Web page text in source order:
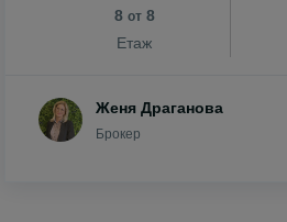
8 от8
Етаж
Женя Драганова
Брокер